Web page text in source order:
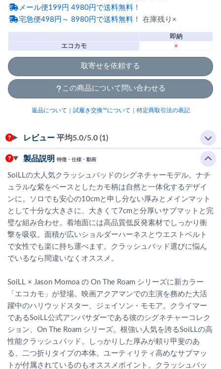
メール便199円 4980円で送料無料！
宅急便498円～ 8980円で送料無料！ 在庫残り×
即納
エコカモ
×
取寄せを依頼する
この商品について問い合わせる
返品について 試履き交換™について 特定商取引法の表記
レビュー 平均5.0/5.0 (1)
製品説明 特徴・仕様・動画
SoiLLの大人気クラッシュパッドのシグネチャーモデル。ナチ
ュラルな紫をベースとしたカモ柄は自然と一体化するデザイ
ンに。ソロでも安心の10cmと申し分ない厚みとメインマット
として十分な大きさに、大きくて7cmと分厚いサブマットと完
璧な組み合わせ。着地面には高品質低反発素材でしっかり衝
撃を吸収。面積が広いショルダーハーネスとウエストベルト
で女性でも楽に持ち運べます。クラッシュバッド選びに悩ん
でいるなら間違いなくオススメ。
SoiLL × Jason Momoa の On The Roam シリーズに新カラー
「エコカモ」が登場。映画アクアマンでの主演を務めた大活
躍中のハリウッドスター、ジェイソン・モモア。クライマー
であるSoiLL公式アンバサダーである彼のシグネチャーコレク
ション、On The Roam シリーズ。根強い人気を誇るSoiLLの高
性能クラッシュパッド。しっかりした厚みが頼り甲斐のあ
る、二つ折りタイプの本体。ユーティリティ高めなサブマッ
トが付属されているのもオススメポイント。クラッシュパッ